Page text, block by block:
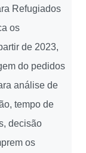
Refugiados
os
de 2023,
do pedidos
análise de
tempo de
decisão
os